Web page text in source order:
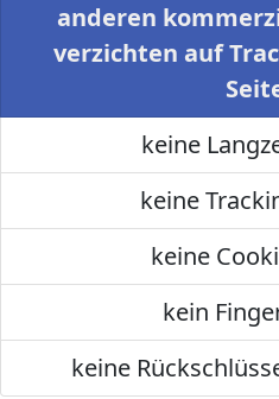
anderen
verzichten auf
keine
keine
keine
kein
keine